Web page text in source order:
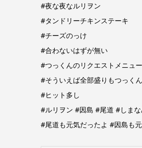
#夜な夜なルリヲン
#タンドリーチキンステーキ
#チーズのっけ
#合わないはずが無い
#つっくんのリクエストメニュー
#そういえば全部盛りもつっく
#ヒット多し
#ルリヲン #因島 #尾道 #しま
#尾道も元気だったよ #因島も